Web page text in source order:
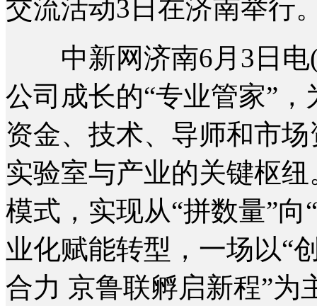
交流活动3日在济南举行
中新网济南6月3日电(
公司成长的“专业管家”
资金、技术、导师和市
实验室与产业的关键枢
模式，实现从“拼数量”
业化赋能转型，一场以“
合力 京鲁联孵启新程”为